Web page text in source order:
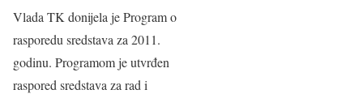
Vlada TK donijela je Program o
rasporedu sredstava za 2011.
godinu. Programom je utvrđen
raspored sredstava za rad i